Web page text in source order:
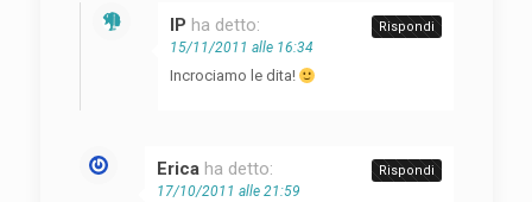
IP ha detto:
15/11/2011 alle 16:34
Incrociamo le dita!
Rispondi
Erica ha detto:
17/10/2011 alle 21:59
Rispondi